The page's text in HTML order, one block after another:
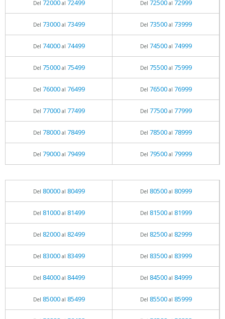
Del 72000al 72499 Del 72500al 72999
Del 73000al 73499 Del 73500al 73999
Del 74000al 74499 Del 74500al 74999
Del 75000al 75499 Del 75500al 75999
Del 76000al 76499 Del 76500al 76999
Del 77000al 77499 Del 77500al 77999
Del 78000al 78499 Del 78500al 78999
Del 79000al 79499 Del 79500al 79999
Del 80000al 80499 Del 80500al 80999
Del 81000al 81499 Del 81500al 81999
Del 82000al 82499 Del 82500al 82999
Del 83000al 83499 Del 83500al 83999
Del 84000al 84499 Del 84500al 84999
Del 85000al 85499 Del 85500al 85999